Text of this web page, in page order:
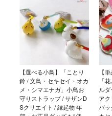
【選べる小鳥】「ことり
鈴 / 文鳥・セキセイ・オカ
メ・シマエナガ」小鳥お
守りストラップ / サザンD
Sクリエイト / 縁起物 年
【
「
ル
アク
バッ